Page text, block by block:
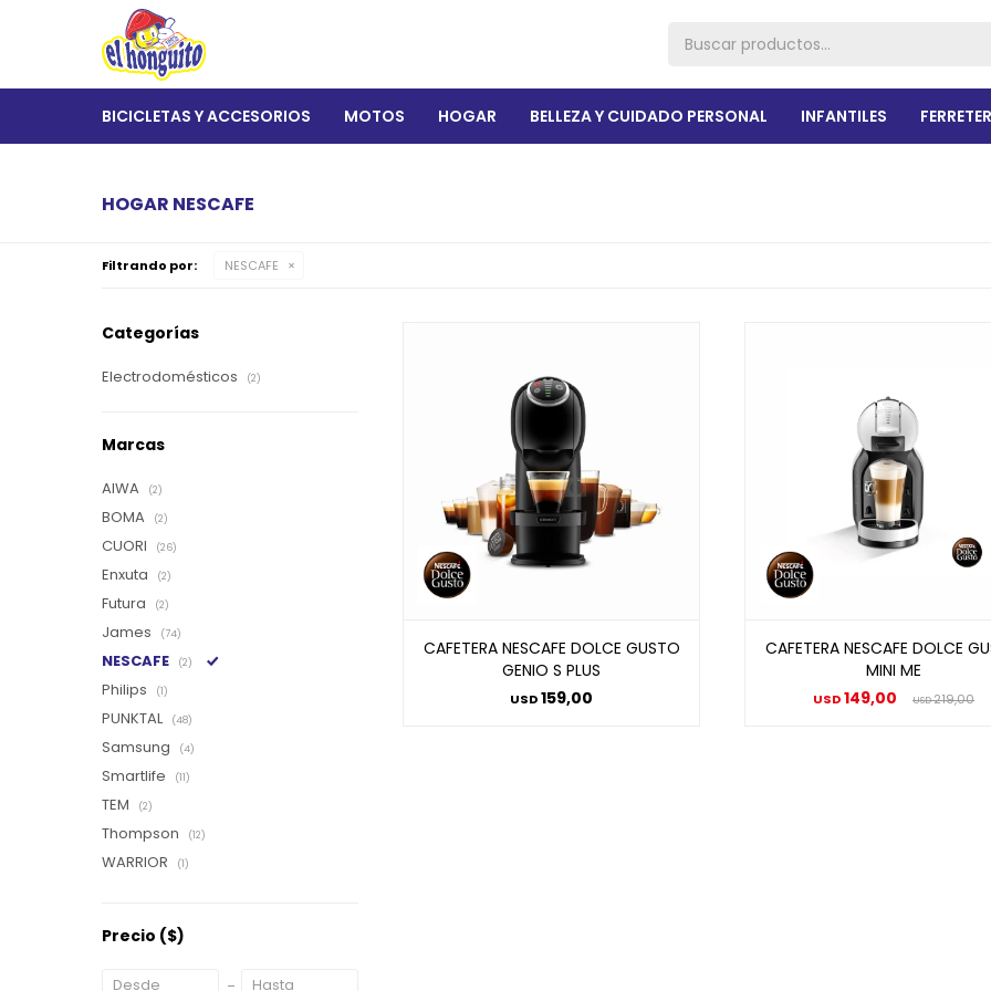
BICICLETAS Y ACCESORIOS MOTOS HOGAR BELLEZA Y CUIDADO PERSONAL INFANTILES
HOGAR NESCAFE
Filtrando por: NESCAFE
CAFETERA NESCAFE DOLCE GUSTO
GENIO S PLUS
USD159,00
CAFETERA NESCAFE DOLCE
MINI ME
USD149,00 USD219,00
Categorías
Electrodomésticos (2)
Marcas
AIWA (2)
BOMA (2)
CUORI (26)
Enxuta (2)
Futura (2)
James (74)
NESCAFE (2)
Philips (1)
PUNKTAL (48)
Samsung (4)
Smartlife (11)
TEM (2)
Thompson (12)
WARRIOR (1)
Precio ($)